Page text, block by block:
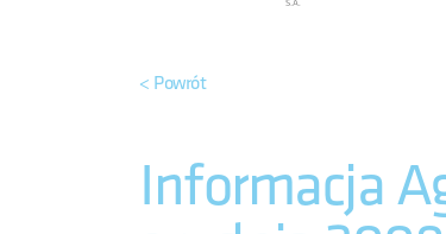
< Powrót
Informacja